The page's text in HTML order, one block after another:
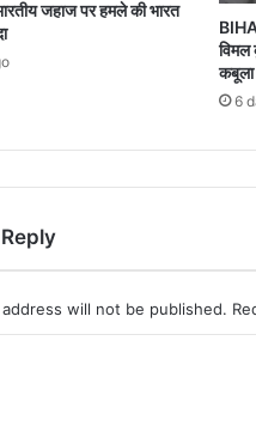
जहाज पर हमले की भारत
विमल
कबूला
6
address will not be published.